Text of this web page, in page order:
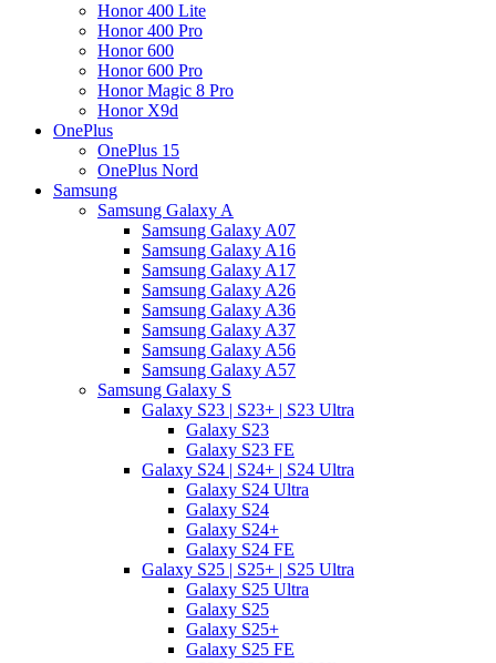
Honor 400 Lite
Honor 400 Pro
Honor 600
Honor 600 Pro
Honor Magic 8 Pro
Honor X9d
OnePlus
OnePlus 15
OnePlus Nord
Samsung
Samsung Galaxy A
Samsung Galaxy A07
Samsung Galaxy A16
Samsung Galaxy A17
Samsung Galaxy A26
Samsung Galaxy A36
Samsung Galaxy A37
Samsung Galaxy A56
Samsung Galaxy A57
Samsung Galaxy S
Galaxy S23 | S23+ | S23 Ultra
Galaxy S23
Galaxy S23 FE
Galaxy S24 | S24+ | S24 Ultra
Galaxy S24 Ultra
Galaxy S24
Galaxy S24+
Galaxy S24 FE
Galaxy S25 | S25+ | S25 Ultra
Galaxy S25 Ultra
Galaxy S25
Galaxy S25+
Galaxy S25 FE